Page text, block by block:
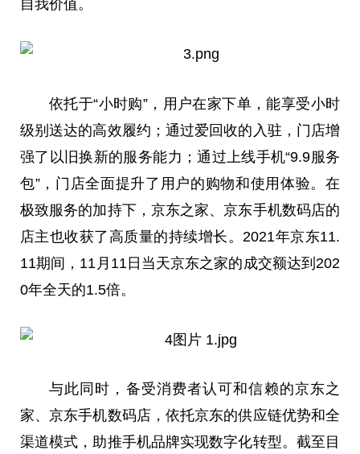
自我价值。
依托于“小时购”，用户在家下单，能享受小时
级别送达的高效履约；通过爱回收的入驻，门店增
强了以旧换新的服务能力；通过上线手机“9.9服务
包”，门店全面提升了用户的购物和使用体验。在
极致服务的加持下，京东之家、京东手机数码店的
店主也收获了高质量的持续增长。2021年京东11.
11期间，11月11日当天京东之家的成交额达到202
0年全天的1.5倍。
与此同时，备受消费者认可和信赖的京东之
家、京东手机数码店，依托京东的供应链优势和全
渠道模式，助推手机品牌实现数字化转型。截至目